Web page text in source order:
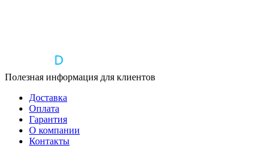
Полезная информация для клиентов
Доставка
Оплата
Гарантия
О компании
Контакты